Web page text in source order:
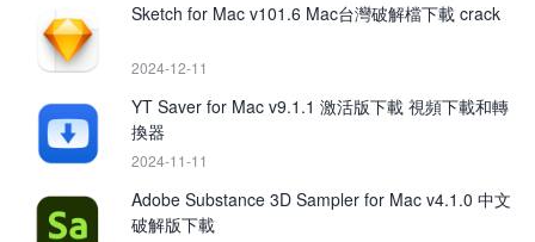
Sketch for Mac v101.6 Mac台灣破解檔下載 crack
2024-12-11
YT Saver for Mac v9.1.1 激活版下載 視頻下載和轉
換器
2024-11-11
Adobe Substance 3D Sampler for Mac v4.1.0 中文
破解版下載